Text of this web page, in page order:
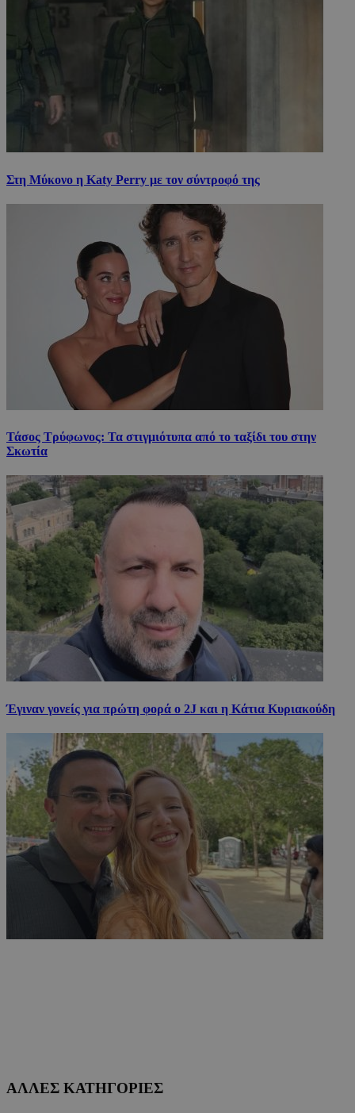
Στη Μύκονο η Katy Perry με τον σύντροφό της
Τάσος Τρύφωνος: Τα στιγμιότυπα από το ταξίδι του στην
Σκωτία
Έγιναν γονείς για πρώτη φορά ο 2J και η Κάτια Κυριακούδη
ΑΛΛΕΣ ΚΑΤΗΓΟΡΙΕΣ